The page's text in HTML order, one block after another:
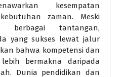
kesempatan
zaman. Meski
berbagai tantangan,
yang sukses lewat jalur
bahwa kompetensi dan
bermakna daripada
Dunia pendidikan dan